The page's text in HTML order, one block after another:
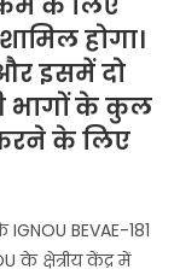
होगा।
इसमें दो
भागों के कुल
के लिए
IGNOU BEVAE-181
के क्षेत्रीय केंद्र में